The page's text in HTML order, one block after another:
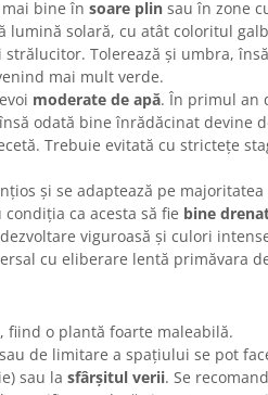
mai bine în soare plin sau în zone
lumină solară, cu atât coloritul
Tolerează și umbra,
mai mult verde.
moderate de apă. În primul an
odată bine înrădăcinat devine
Trebuie evitată cu strictețe
și se adaptează pe
ca acesta să fie bine
viguroasă și culori
cu eliberare lentă primăvara
, fiind o plantă foarte maleabilă.
de limitare a spațiului se pot
sau la sfârșitul verii. Se